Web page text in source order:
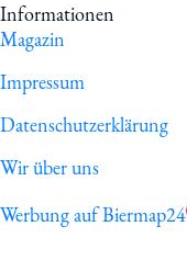
Informationen
Magazin
Impressum
Datenschutzerklärung
Wir über uns
Werbung auf Biermap24